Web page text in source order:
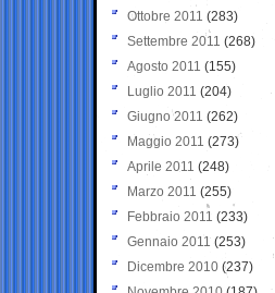
Ottobre 2011 (283)
Settembre 2011 (268)
Agosto 2011 (155)
Luglio 2011 (204)
Giugno 2011 (262)
Maggio 2011 (273)
Aprile 2011 (248)
Marzo 2011 (255)
Febbraio 2011 (233)
Gennaio 2011 (253)
Dicembre 2010 (237)